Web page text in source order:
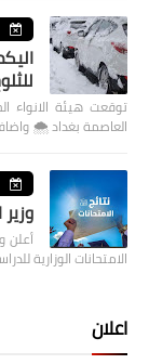
توقعت هيئة
العاصمة بغداد ⁦🌨️⁩ واضافت الهيئة ان غدا الاثنين …
أعلن
الامتحانات الوزارية
اعلان